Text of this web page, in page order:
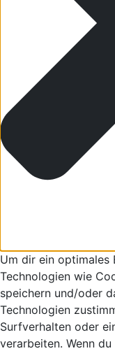
Um dir ein optimales
Technologien wie
speichern und/oder
Technologien
Surfverhalten oder
verarbeiten. Wenn